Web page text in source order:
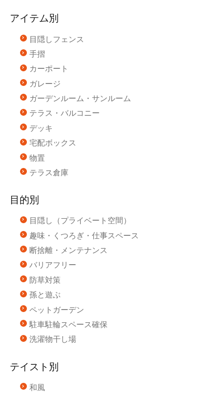
アイテム別
目隠しフェンス
手摺
カーポート
ガレージ
ガーデンルーム・サンルーム
テラス・バルコニー
デッキ
宅配ボックス
物置
テラス倉庫
目的別
目隠し（プライベート空間）
趣味・くつろぎ・仕事スペース
断捨離・メンテナンス
バリアフリー
防草対策
孫と遊ぶ
ペットガーデン
駐車駐輪スペース確保
洗濯物干し場
テイスト別
和風